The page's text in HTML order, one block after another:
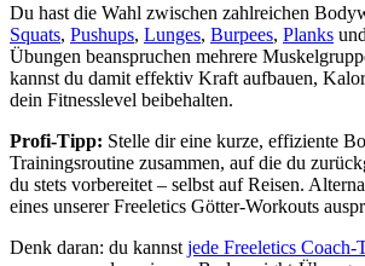
Du hast die Wahl zwischen zahlreichen
Squats, Pushups, Lunges, Burpees, Planks und
Übungen beanspruchen mehrere
kannst du damit effektiv Kraft aufbauen,
dein Fitnesslevel beibehalten.
Profi-Tipp: Stelle dir eine kurze, effiziente
Trainingsroutine zusammen, auf die du
du stets vorbereitet – selbst auf Reisen.
eines unserer Freeletics Götter-Workouts
Denk daran: du kannst jede Freeletics Coach-